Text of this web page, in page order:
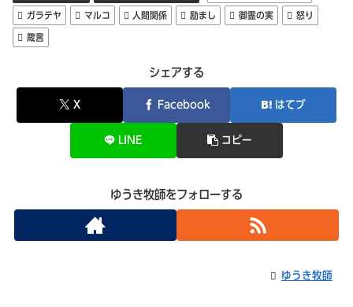
ガラテヤ マルコ 人間関係 励まし 御霊の実 怒り
箴言
シェアする
X Facebook はてブ
LINE コピー
ゆうき牧師をフォローする
ゆうき牧師